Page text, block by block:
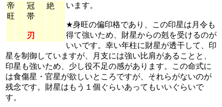
帝
旺
冠
帯
刃
絶
います。
★身旺の偏印格であり、この印星は月令も
得て強いため、財星からの剋を受けるのが
いいです。幸い年柱に財星が透干して、印
星を制御していますが、月支には強い比肩があることと、
印星も強いため、少し役不足の感があります。この命式に
は食傷星・官星が欲しいところですが、それらがないのが
残念です。財星はもう１個ぐらいあってもいいぐらいで
す。